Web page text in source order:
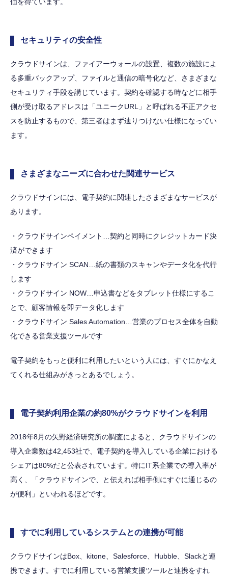
セキュリティの安全性
クラウドサインは、ファイアーウォールの設置、複数の施設によ
る多重バックアップ、ファイルと通信の暗号化など、さまざまな
セキュリティ手段を講じています。契約を確認する時などに相手
側が受け取るアドレスは「ユニークURL」と呼ばれる不正アクセ
スを防止するもので、第三者はまず辿りつけない仕様になってい
ます。
さまざまなニーズに合わせた関連サービス
クラウドサインには、電子契約に関連したさまざまなサービスが
あります。
・クラウドサインペイメント…契約と同時にクレジットカード決
済ができます
・クラウドサイン SCAN…紙の書類のスキャンやデータ化を代行
します
・クラウドサイン NOW…申込書などをタブレット仕様にするこ
とで、顧客情報を即データ化します
・クラウドサイン Sales Automation…営業のプロセス全体を自動
化できる営業支援ツールです
電子契約をもっと便利に利用したいという人には、すぐにかなえ
てくれる仕組みがきっとあるでしょう。
電子契約利用企業の約80%がクラウドサインを利用
2018年8月の矢野経済研究所の調査によると、クラウドサインの
導入企業数は42,453社で、電子契約を導入している企業における
シェアは80%だと公表されています。特にIT系企業での導入率が
高く、「クラウドサインで、と伝えれば相手側にすぐに通じるの
が便利」といわれるほどです。
すでに利用しているシステムとの連携が可能
クラウドサインはBox、kitone、Salesforce、Hubble、Slackと連
携できます。すでに利用している営業支援ツールと連携をすれ